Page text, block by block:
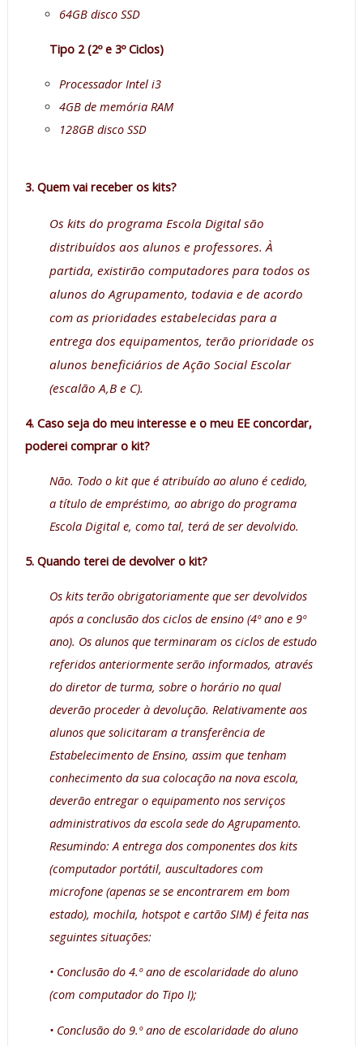
64GB disco SSD
Tipo 2 (2º e 3º Ciclos)
Processador Intel i3
4GB de memória RAM
128GB disco SSD
3. Quem vai receber os kits?
Os kits do programa Escola Digital são
distribuídos aos alunos e professores. À
partida, existirão computadores para todos os
alunos do Agrupamento, todavia e de acordo
com as prioridades estabelecidas para a
entrega dos equipamentos, terão prioridade os
alunos beneficiários de Ação Social Escolar
(escalão A,B e C).
4. Caso seja do meu interesse e o meu EE concordar,
poderei comprar o kit?
Não. Todo o kit que é atribuído ao aluno é cedido,
a título de empréstimo, ao abrigo do programa
Escola Digital e, como tal, terá de ser devolvido.
5. Quando terei de devolver o kit?
Os kits terão obrigatoriamente que ser devolvidos
após a conclusão dos ciclos de ensino (4º ano e 9º
ano). Os alunos que terminaram os ciclos de estudo
referidos anteriormente serão informados, através
do diretor de turma, sobre o horário no qual
deverão proceder à devolução. Relativamente aos
alunos que solicitaram a transferência de
Estabelecimento de Ensino, assim que tenham
conhecimento da sua colocação na nova escola,
deverão entregar o equipamento nos serviços
administrativos da escola sede do Agrupamento.
Resumindo: A entrega dos componentes dos kits
(computador portátil, auscultadores com
microfone (apenas se se encontrarem em bom
estado), mochila, hotspot e cartão SIM) é feita nas
seguintes situações:
• Conclusão do 4.º ano de escolaridade do aluno
(com computador do Tipo I);
• Conclusão do 9.º ano de escolaridade do aluno